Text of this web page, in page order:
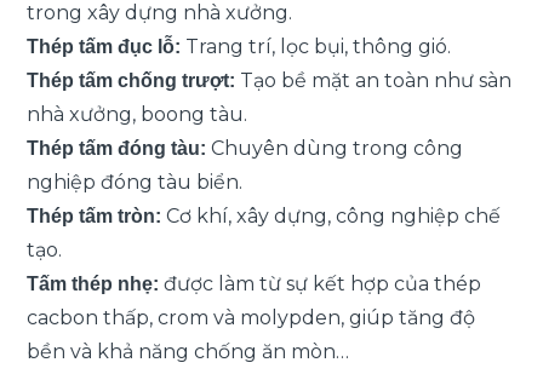
trong xây dựng nhà xưởng.
Thép tấm đục lỗ: Trang trí, lọc bụi, thông gió.
Thép tấm chống trượt: Tạo bề mặt an toàn như sàn
nhà xưởng, boong tàu.
Thép tấm đóng tàu: Chuyên dùng trong công
nghiệp đóng tàu biển.
Thép tấm tròn: Cơ khí, xây dựng, công nghiệp chế
tạo.
Tấm thép nhẹ: được làm từ sự kết hợp của thép
cacbon thấp, crom và molypden, giúp tăng độ
bền và khả năng chống ăn mòn…